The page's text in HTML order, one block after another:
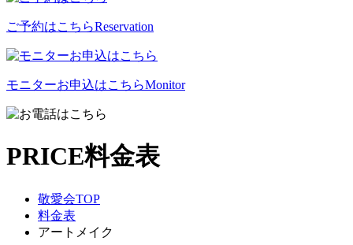
ご予約はこちらReservation
モニターお申込はこちらMonitor
PRICE料金表
敬愛会TOP
料金表
アートメイク